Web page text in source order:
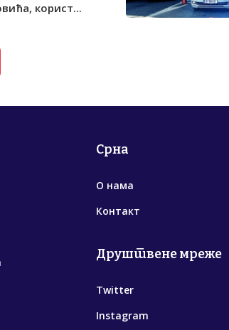
корист...
Срна
О нама
Контакт
Друштвене мреже
Twitter
Instagram